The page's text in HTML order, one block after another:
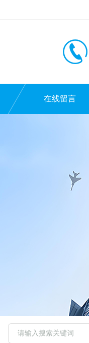
在线留言